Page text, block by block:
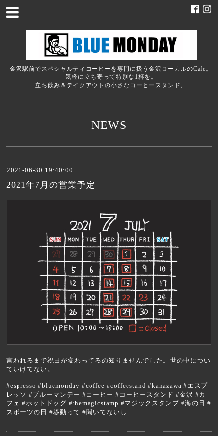
金沢駅前でスペシャルティコーヒーを専門に扱う金沢ローカルのCafe。
気軽に立ち寄って特別な1杯を。
立ち飲み＆テイクアウトの小さなコーヒースタンド。
NEWS
2021-06-30 19:40:00
2021年7月の営業予定
言われるまで祝日が変わってるの知りませんでした。世の中につい
ていけてない。
#espresso #bluemonday #coffee #coffeestand #kanazawa #エスプ
レッソ #ブルーマンデー #コーヒー #コーヒースタンド #金沢 #カ
フェ #ホットドッグ #themagicstamp #マジックスタンプ #海の日 #
スポーツの日 #移動って #聞いてないし